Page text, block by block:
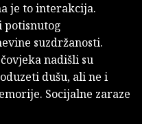
je to interakcija.
potisnutog
suzdržanosti.
nadišli su
dušu, ali ne i
Socijalne zaraze